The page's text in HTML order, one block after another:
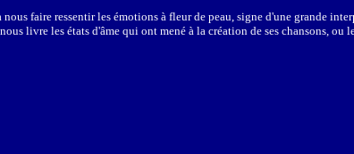
faire ressentir les émotions à fleur de peau, signe d'une grande
livre les états d'âme qui ont mené à la création de ses chansons, ou